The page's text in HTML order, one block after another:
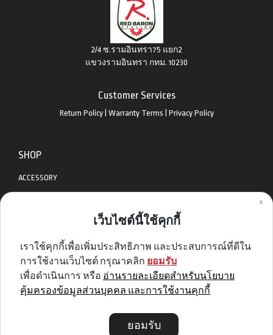
x
เว็บไซต์นี้ใช้คุกกี้
เราใช้คุกกี้เพื่อเพิ่มประสิทธิภาพ และประสบการณ์ที่ดีใน
การใช้งานเว็บไซต์ กรุณาคลิก ยอมรับ
เพื่อดำเนินการ หรือ อ่านรายละเอียดสำหรับนโยบาย
คุ้มครองข้อมูลส่วนบุคคล และการใช้งานคุกกี้
ยอมรับ
2/4 ซ.รามอินทรา75 แยก2
แขวงรามอินทรา กทม. 10230
Customer Services
Return Policy| Warranty Terms Privacy Policy
SHOP
ACCESSORY
DIABLO BIKE
GET SPECIAL DEAL & OFFERS
Sign me up